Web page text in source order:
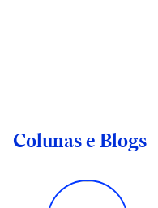
Colunas e Blogs